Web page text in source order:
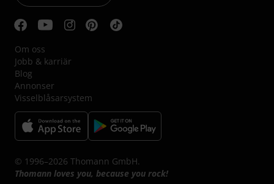
Om oss
Jobb & karriär
Blog
Annonser
Visselblåsarsystem
© 1996–2026 Thomann GmbH.
Thomann loves you, because you rock!